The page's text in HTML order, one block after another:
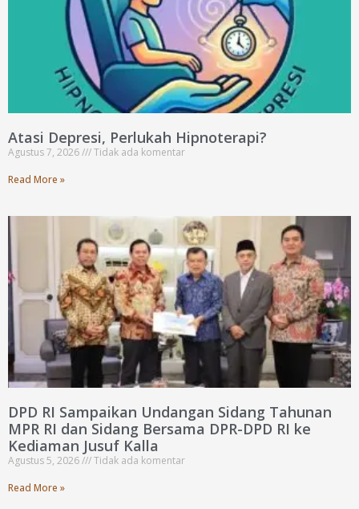
Atasi Depresi, Perlukah Hipnoterapi?
Agustus 7, 2026
Tidak ada komentar
Read More »
DPD RI Sampaikan Undangan Sidang Tahunan
MPR RI dan Sidang Bersama DPR-DPD RI ke
Kediaman Jusuf Kalla
Agustus 5, 2026
Tidak ada komentar
Read More »